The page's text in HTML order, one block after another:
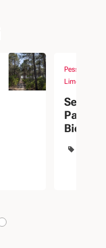
Pessac,
Limoges,
Pacte
évènement
Du 17 juin au